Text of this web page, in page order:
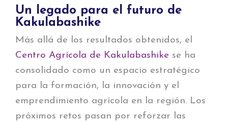
Un legado para el futuro de
Kakulabashike
Más allá de los resultados obtenidos, el
Centro Agrícola de Kakulabashike se ha
consolidado como un espacio estratégico
para la formación, la innovación y el
emprendimiento agrícola en la región. Los
próximos retos pasan por reforzar las